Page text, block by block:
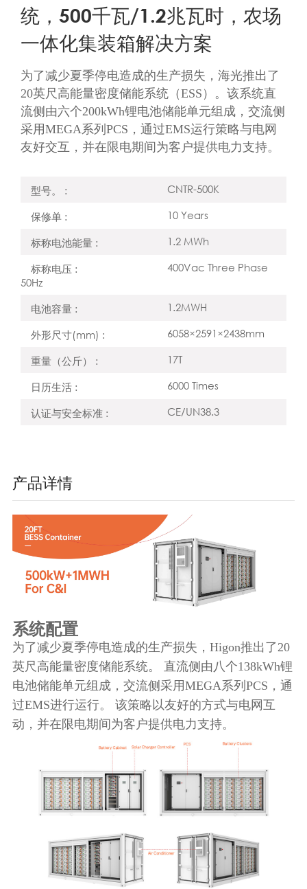
统，500千瓦/1.2兆瓦时，农场
一体化集装箱解决方案
为了减少夏季停电造成的生产损失，海光推出了
20英尺高能量密度储能系统（ESS）。该系统直
流侧由六个200kWh锂电池储能单元组成，交流侧
采用MEGA系列PCS，通过EMS运行策略与电网
友好交互，并在限电期间为客户提供电力支持。
型号。 :
CNTR-500K
保修单 :
10 Years
标称电池能量 :
1.2 MWh
标称电压 :
400Vac Three Phase
50Hz
电池容量 :
1.2MWH
外形尺寸(mm) :
6058×2591×2438mm
重量（公斤） :
17T
日历生活 :
6000 Times
认证与安全标准 :
CE/UN38.3
产品详情
系统配置
为了减少夏季停电造成的生产损失，Higon推出了20
英尺高能量密度储能系统。 直流侧由八个138kWh锂
电池储能单元组成，交流侧采用MEGA系列PCS，通
过EMS进行运行。 该策略以友好的方式与电网互
动，并在限电期间为客户提供电力支持。